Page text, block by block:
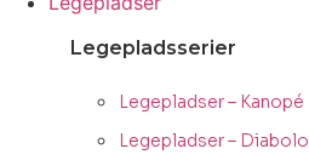
Legepladsserier
Legepladser – Kanopé
Legepladser – Diabolo